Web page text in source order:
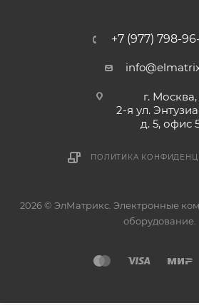
+7 (977) 798-
г. Москва,
2-я ул.
д. 5, офис
ПОЛИТИКА
2026 © ЭлМатрикс. Электронные
оборудование.